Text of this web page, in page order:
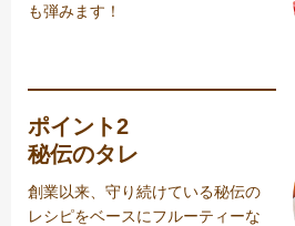
も弾みます！
ポイント2
秘伝のタレ
創業以来、守り続けている秘伝の
レシピをベースにフルーティーな